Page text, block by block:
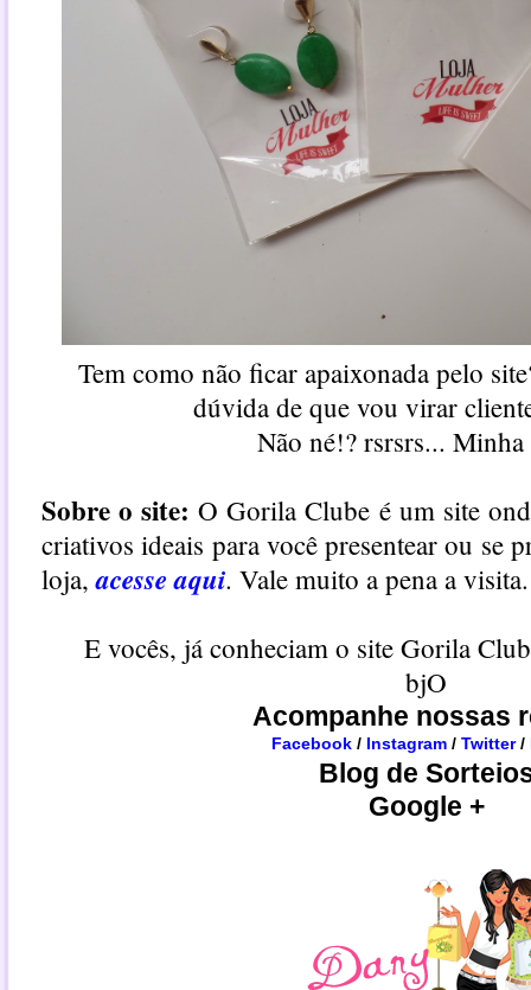
Tem como não ficar apaixonada pelo
dúvida de que vou virar
Não né!? rsrsrs...
Sobre o site: O Gorila Clube é um site
criativos ideais para você presentear ou se
loja,acesse aqui. Vale muito a pena a visita.
E vocês, já conheciam o site Gorila
bjO
Acompanhe nossas
Facebook / Instagram /Twitter /
Blog de
Google +